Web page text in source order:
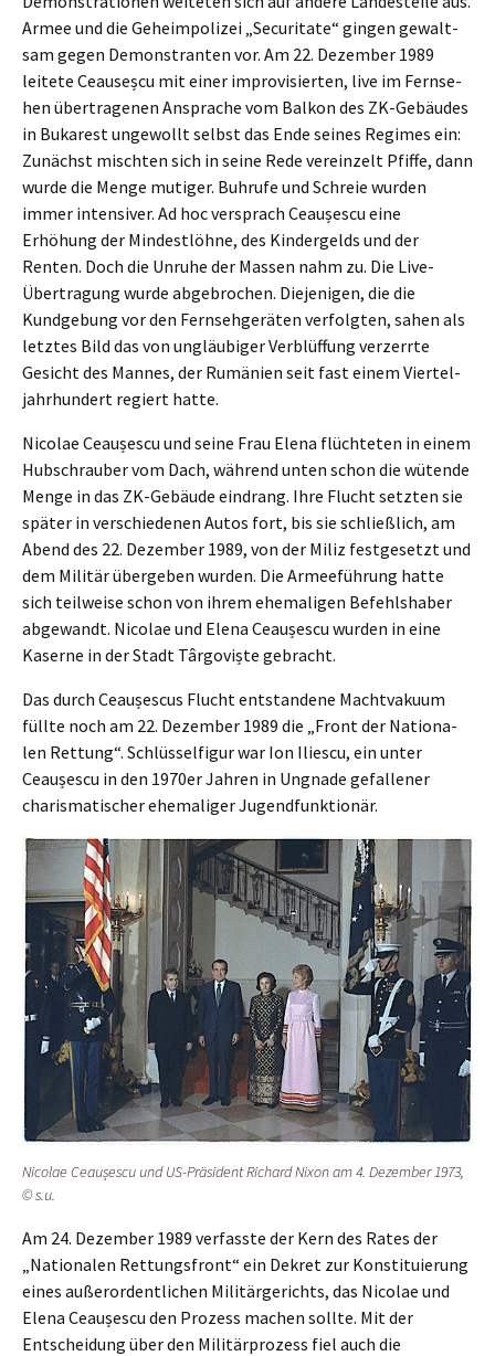
Armee und die Geheim­po­li­zei „Securi­ta­te“ gingen gewalt­
sam gegen Demons­tran­ten vor. Am 22. Dezem­ber 1989
leite­te Ceauseș­cu mit einer impro­vi­sier­ten, live im Fernse­
hen übertra­ge­nen Anspra­che vom Balkon des ZK-Gebäu­des
in Bukarest ungewollt selbst das Ende seines Regimes ein:
Zunächst misch­ten sich in seine Rede verein­zelt Pfiffe, dann
wurde die Menge mutiger. Buhru­fe und Schreie wurden
immer inten­si­ver. Ad hoc versprach Ceaușes­cu eine
Erhöhung der Mindest­löh­ne, des Kinder­gelds und der
Renten. Doch die Unruhe der Massen nahm zu. Die Live-
Übertra­gung wurde abgebro­chen. Dieje­ni­gen, die die
Kundge­bung vor den Fernseh­ge­rä­ten verfolg­ten, sahen als
letztes Bild das von ungläu­bi­ger Verblüf­fung verzerr­te
Gesicht des Mannes, der Rumäni­en seit fast einem Viertel­
jahr­hun­dert regiert hatte.
Nicolae Ceaușes­cu und seine Frau Elena flüch­te­ten in einem
Hubschrau­ber vom Dach, während unten schon die wüten­de
Menge in das ZK-Gebäu­de eindrang. Ihre Flucht setzten sie
später in verschie­de­nen Autos fort, bis sie schließ­lich, am
Abend des 22. Dezem­ber 1989, von der Miliz festge­setzt und
dem Militär überge­ben wurden. Die Armee­füh­rung hatte
sich teilwei­se schon von ihrem ehema­li­gen Befehls­ha­ber
abgewandt. Nicolae und Elena Ceaușes­cu wurden in eine
Kaser­ne in der Stadt Târgo­viș­te gebracht.
Das durch Ceaușes­cus Flucht entstan­de­ne Macht­va­ku­um
füllte noch am 22. Dezem­ber 1989 die „Front der Natio­na­
len Rettung“. Schlüs­sel­fi­gur war Ion Ilies­cu, ein unter
Ceaușes­cu in den 1970er Jahren in Ungna­de gefal­le­ner
charis­ma­ti­scher ehema­li­ger Jugendfunktionär.
Nicolae Ceaușes­cu und US-Präsi­dent Richard Nixon am 4. Dezem­ber 1973,
© s.u.
Am 24. Dezem­ber 1989 verfass­te der Kern des Rates der
„Natio­na­len Rettungs­front“ ein Dekret zur Konsti­tu­ie­rung
eines außer­or­dent­li­chen Militär­ge­richts, das Nicolae und
Elena Ceaușes­cu den Prozess machen sollte. Mit der
Entschei­dung über den Militär­pro­zess fiel auch die